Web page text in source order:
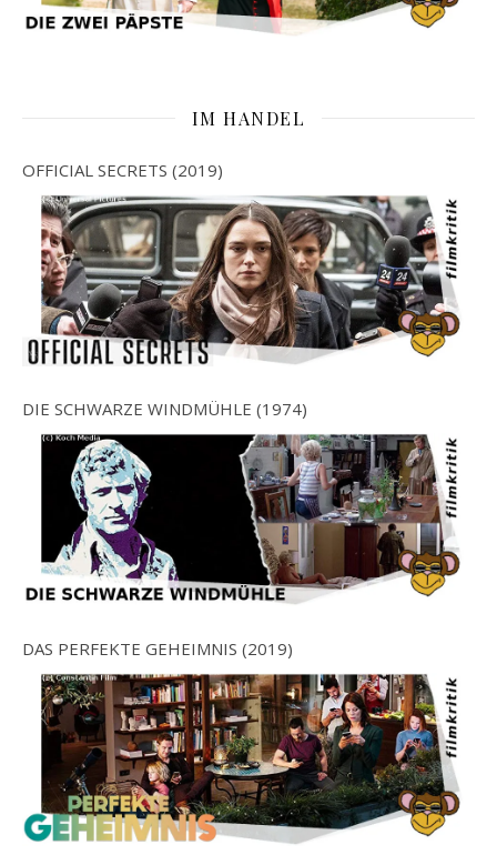
IM HANDEL
OFFICIAL SECRETS (2019)
DIE SCHWARZE WINDMÜHLE (1974)
DAS PERFEKTE GEHEIMNIS (2019)